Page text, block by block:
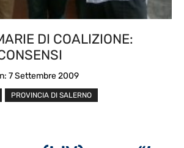
DI COALIZIONE:
7 Settembre 2009
PROVINCIA DI SALERNO